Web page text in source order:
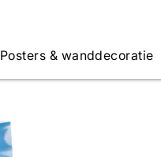
Posters & wanddecoratie